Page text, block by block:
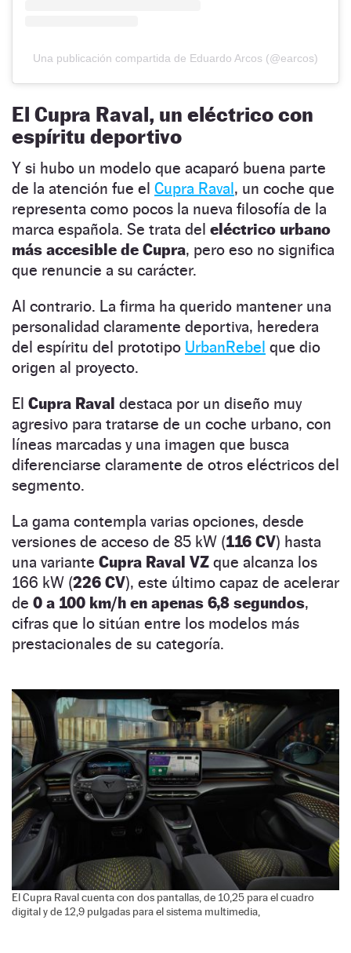
Una publicación compartida de Eduardo Arcos (@earcos)
El Cupra Raval, un eléctrico con
espíritu deportivo
Y si hubo un modelo que acaparó buena parte
de la atención fue el Cupra Raval, un coche que
representa como pocos la nueva filosofía de la
marca española. Se trata del eléctrico urbano
más accesible de Cupra, pero eso no significa
que renuncie a su carácter.
Al contrario. La firma ha querido mantener una
personalidad claramente deportiva, heredera
del espíritu del prototipo UrbanRebel que dio
origen al proyecto.
El Cupra Raval destaca por un diseño muy
agresivo para tratarse de un coche urbano, con
líneas marcadas y una imagen que busca
diferenciarse claramente de otros eléctricos del
segmento.
La gama contempla varias opciones, desde
versiones de acceso de 85 kW (116 CV) hasta
una variante Cupra Raval VZ que alcanza los
166 kW (226 CV), este último capaz de acelerar
de 0 a 100 km/h en apenas 6,8 segundos,
cifras que lo sitúan entre los modelos más
prestacionales de su categoría.
El Cupra Raval cuenta con dos pantallas, de 10,25 para el cuadro
digital y de 12,9 pulgadas para el sistema multimedia,